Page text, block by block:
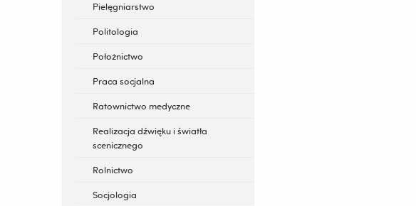
Pielęgniarstwo
Politologia
Położnictwo
Praca socjalna
Ratownictwo medyczne
Realizacja dźwięku i światła
scenicznego
Rolnictwo
Socjologia